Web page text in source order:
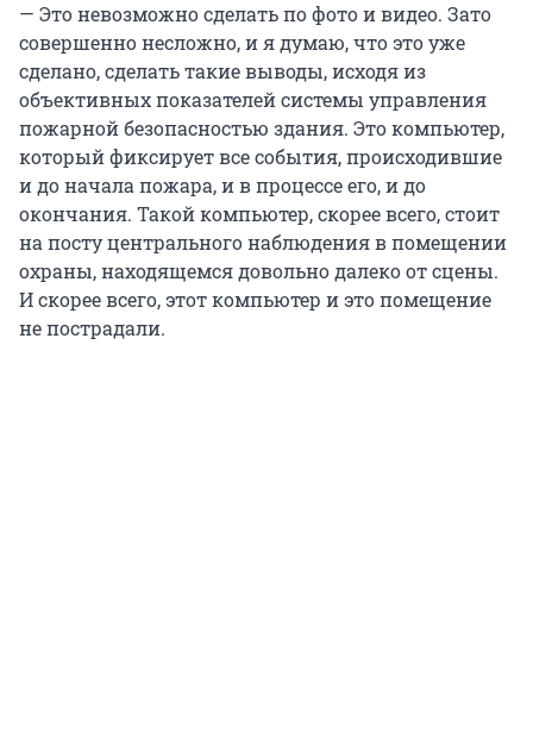
— Это невозможно сделать по фото и видео. Зато
совершенно несложно, и я думаю, что это уже
сделано, сделать такие выводы, исходя из
объективных показателей системы управления
пожарной безопасностью здания. Это компьютер,
который фиксирует все события, происходившие
и до начала пожара, и в процессе его, и до
окончания. Такой компьютер, скорее всего, стоит
на посту центрального наблюдения в помещении
охраны, находящемся довольно далеко от сцены.
И скорее всего, этот компьютер и это помещение
не пострадали.